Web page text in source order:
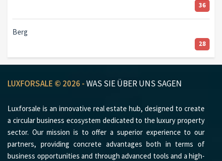
36
Berg
28
LUXFORSALE © 2026 -WAS SIE ÜBER UNS SAGEN
Luxforsale is an innovative real estate hub, designed to create
a circular business ecosystem dedicated to the luxury property
sector. Our mission is to offer a superior experience to our
partners, providing concrete advantages both in terms of
business opportunities and through advanced tools and a high-